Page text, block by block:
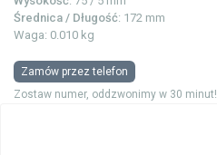
Średnica / Długość: 172 mm
Waga: 0.010 kg
Zamów przez telefon
Zostaw numer, oddzwonimy w 30 minut!